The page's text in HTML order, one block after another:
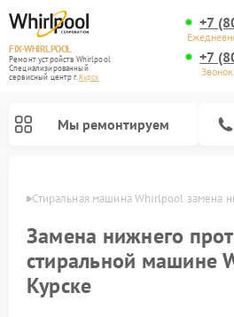
FIX-WHIRLPOOL
Ремонт устройств Whirlpool
Специализированный
cервисный центр г.Курск
+7
+7
Мы ремонтируем
Стиральная машина Whirlpool замена
Замена нижнего
стиральной машине
Курске